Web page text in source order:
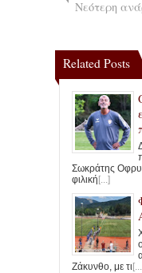
Νεότερη
Related Posts
Σωκράτης
φιλική[...]
Ζάκυνθο, με τι